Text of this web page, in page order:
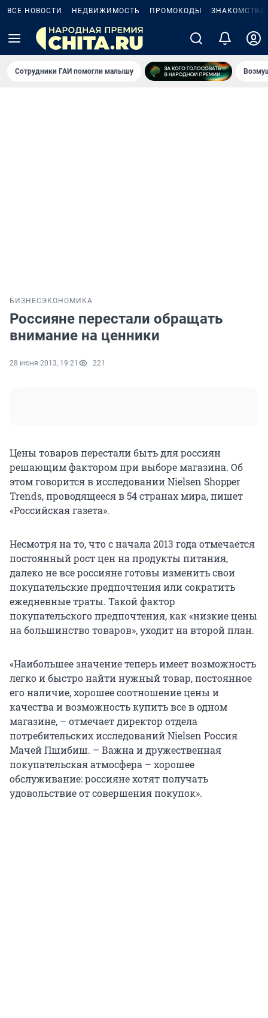
ВСЕ НОВОСТИ НЕДВИЖИМОСТЬ ПРОМОКОДЫ ЗНАКОМСТВА
Сотрудники ГАИ помогли малышу
БИЗНЕС ЭКОНОМИКА
Россияне перестали обращать
внимание на ценники
28 июня 2013, 19:21 221
Цены товаров перестали быть для россиян
решающим фактором при выборе магазина. Об
этом говорится в исследовании Nielsen Shopper
Trends, проводящееся в 54 странах мира, пишет
«Российская газета».
Несмотря на то, что с начала 2013 года отмечается
постоянный рост цен на продукты питания,
далеко не все россияне готовы изменить свои
покупательские предпочтения или сократить
ежедневные траты. Такой фактор
покупательского предпочтения, как «низкие цены
на большинство товаров», уходит на второй план.
«Наибольшее значение теперь имеет возможность
легко и быстро найти нужный товар, постоянное
его наличие, хорошее соотношение цены и
качества и возможность купить все в одном
магазине, – отмечает директор отдела
потребительских исследований Nielsen Россия
Мачей Пшибиш. – Важна и дружественная
покупательская атмосфера – хорошее
обслуживание: россияне хотят получать
удовольствие от совершения покупок».